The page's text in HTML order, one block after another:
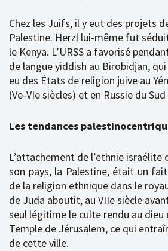
Chez les Juifs, il y eut des projets
Palestine. Herzl lui-même fut
le Kenya. L’URSS a favorisé
de langue yiddish au Birobidjan,
eu des États de religion juive au
(Ve-VIe siècles) et en Russie du
Les tendances
L’attachement de l’ethnie israélite
son pays, la Palestine, était un
de la religion ethnique dans le
de Juda aboutit, au VIIe siècle
seul légitime le culte rendu au dieu
Temple de Jérusalem, ce qui
de cette ville.